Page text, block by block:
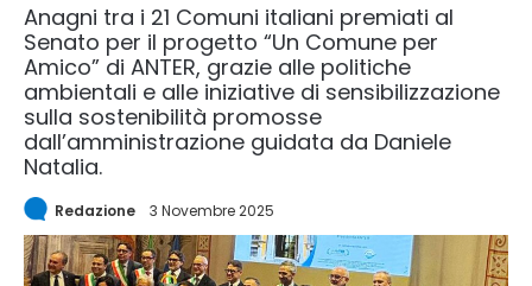
Anagni tra i 21 Comuni italiani premiati al
Senato per il progetto “Un Comune per
Amico” di ANTER, grazie alle politiche
ambientali e alle iniziative di sensibilizzazione
sulla sostenibilità promosse
dall’amministrazione guidata da Daniele
Natalia.
Redazione 3 Novembre 2025